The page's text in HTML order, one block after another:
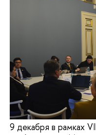
9 декабря в рамках